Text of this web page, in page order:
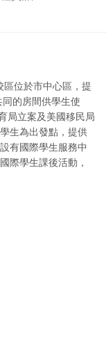
位於市中心區，提
的房間供學生使
局立案及美國移民局
生為出發點，提供
有國際學生服務中
際學生課後活動，